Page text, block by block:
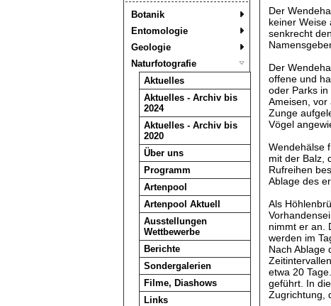
Botanik
Entomologie
Geologie
Naturfotografie
Aktuelles
Aktuelles - Archiv bis
2024
Aktuelles - Archiv bis
2020
Über uns
Programm
Artenpool
Artenpool Aktuell
Ausstellungen
Wettbewerbe
Berichte
Sondergalerien
Filme, Diashows
Links
Der
keiner Weise
senkrecht
Der
offene und
oder Parks
Ameisen, vor
Zunge
Vögel
Wendehälse
mit der Balz,
Rufreihen
Ablage des
Als
nimmt er an.
werden im
Nach Ablage
etwa 20
geführt. In
Zugrichtung,